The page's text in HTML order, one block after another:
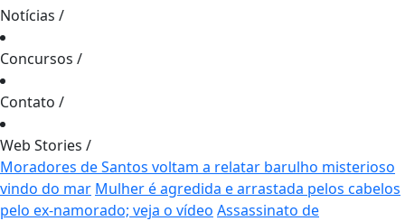
Notícias /
Concursos /
Contato /
Web Stories /
Moradores de Santos voltam a relatar barulho misterioso
vindo do mar Mulher é agredida e arrastada pelos cabelos
pelo ex-namorado; veja o vídeo Assassinato de